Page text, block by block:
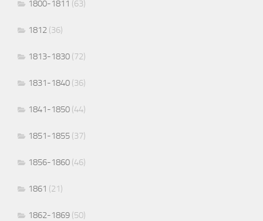
1800-1811 (63)
1812 (36)
1813-1830 (72)
1831-1840 (36)
1841-1850 (44)
1851-1855 (37)
1856-1860 (46)
1861 (21)
1862-1869 (50)